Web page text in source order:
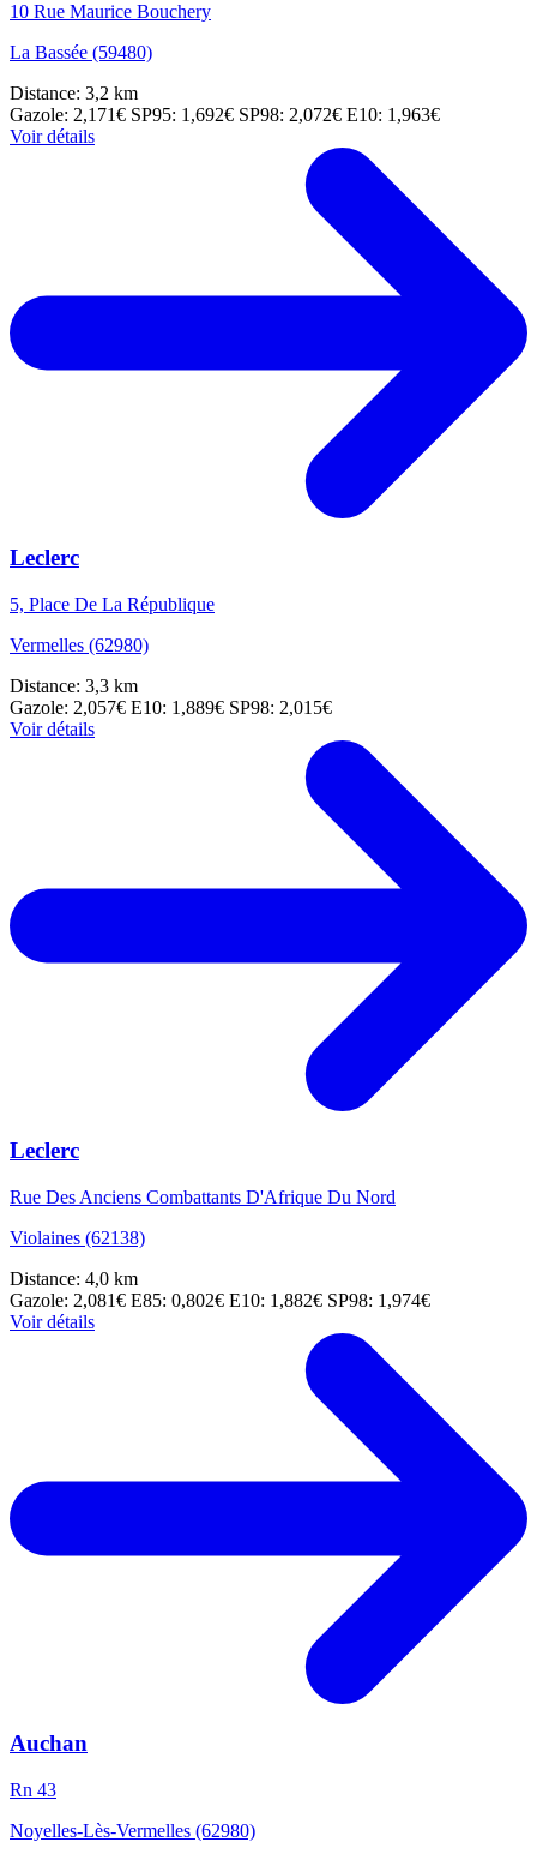
10 Rue Maurice Bouchery
La Bassée (59480)
Distance: 3,2 km
Gazole: 2,171€ SP95: 1,692€ SP98: 2,072€ E10: 1,963€
Voir détails
Leclerc
5, Place De La République
Vermelles (62980)
Distance: 3,3 km
Gazole: 2,057€ E10: 1,889€ SP98: 2,015€
Voir détails
Leclerc
Rue Des Anciens Combattants D'Afrique Du Nord
Violaines (62138)
Distance: 4,0 km
Gazole: 2,081€ E85: 0,802€ E10: 1,882€ SP98: 1,974€
Voir détails
Auchan
Rn 43
Noyelles-Lès-Vermelles (62980)